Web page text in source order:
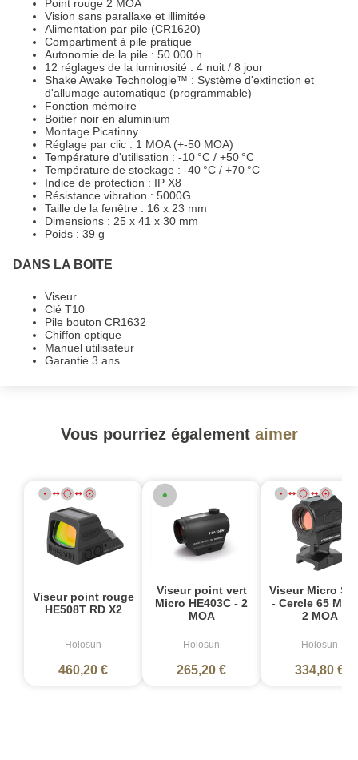
Point rouge 2 MOA
Vision sans parallaxe et illimitée
Alimentation par pile (CR1620)
Compartiment à pile pratique
Autonomie de la pile : 50 000 h
12 réglages de la luminosité : 4 nuit / 8 jour
Shake Awake Technologie™ : Système d'extinction et
d'allumage automatique (programmable)
Fonction mémoire
Boitier noir en aluminium
Montage Picatinny
Réglage par clic : 1 MOA (+-50 MOA)
Température d'utilisation : -10 °C / +50 °C
Température de stockage : -40 °C / +70 °C
Indice de protection : IP X8
Résistance vibration : 5000G
Taille de la fenêtre : 16 x 23 mm
Dimensions : 25 x 41 x 30 mm
Poids : 39 g
DANS LA BOITE
Viseur
Clé T10
Pile bouton CR1632
Chiffon optique
Manuel utilisateur
Garantie 3 ans
Vous pourriez également aimer
Viseur point rouge
HE508T RD X2
Holosun
460,20 €
Viseur point vert
Micro HE403C - 2
MOA
Holosun
265,20 €
Viseur Micro
- Cercle 65
2 MOA
Holosun
334,80 €